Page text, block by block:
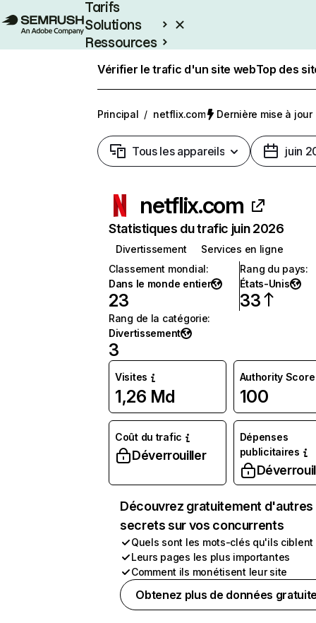
Tarifs
Solutions
Ressources
Vérifier le trafic d'un site webTop des
Principal / netflix.com Dernière mise à jour
Tous les appareils juin
netflix.com
Statistiques du trafic juin 2026
Divertissement
Services en ligne
Classement mondial:
Dans le monde entier
23
Rang du pays:
États-Unis
33
Rang de la catégorie:
Divertissement
3
Visites
1,26 Md
Authority Score
100
Coût du trafic
Déverrouiller
Dépenses
publicitaires
Découvrez gratuitement d'autres
secrets sur vos concurrents
Quels sont les mots-clés qu'ils ciblent
Leurs pages les plus importantes
Comment ils monétisent leur site
Obtenez plus de données